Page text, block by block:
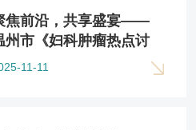
焦前沿，共享盛宴——
州市《妇科肿瘤热点讨
》第二期学习班暨妇科
11-11